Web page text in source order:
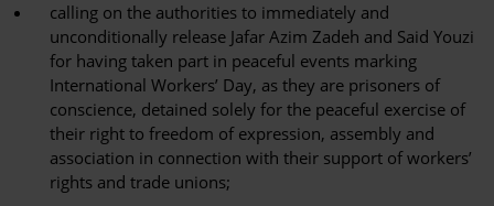
calling on the authorities to immediately and
unconditionally release Jafar Azim Zadeh and Said Youzi
for having taken part in peaceful events marking
International Workers’ Day, as they are prisoners of
conscience, detained solely for the peaceful exercise of
their right to freedom of expression, assembly and
association in connection with their support of workers’
rights and trade unions;